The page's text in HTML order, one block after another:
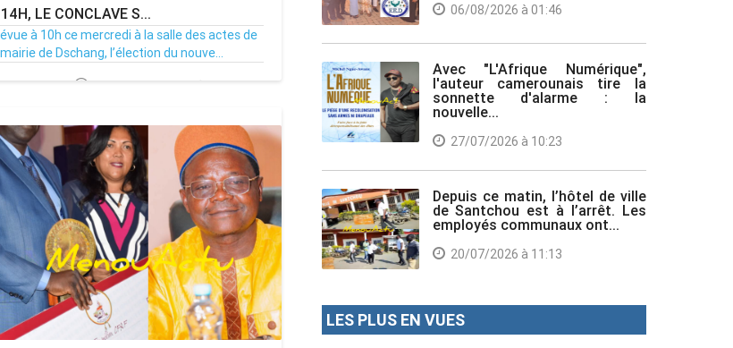
LE CONCLAVE S...
à 10h ce mercredi à la salle des actes de
de Dschang, l’élection du nouve...
15/07/26 Par MenouActu 0
06/08/2026 à 01:46
Avec "L'Afrique Numérique",
l'auteur camerounais tire la
sonnette d'alarme : la
nouvelle...
27/07/2026 à 10:23
Depuis ce matin, l’hôtel de ville
de Santchou est à l’arrêt. Les
employés communaux ont...
20/07/2026 à 11:13
LES PLUS EN VUES